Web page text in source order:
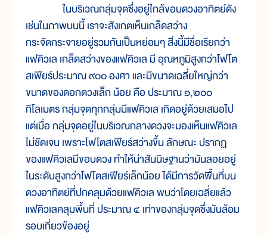
ในบริเวณกลุ่มจุดซึ่งอยู่ใกล้ขอบดวงอาทิตย์ดัง
เช่นในภาพบนนี้ เราจะสังเกตเห็นเกล็ดสว่าง
กระจัดกระจายอยู่รวมกันเป็นหย่อมๆ สิ่งนี้มีชื่อเรียกว่า
แฟคิวเล เกล็ดสว่างของแฟคิวเล มี อุณหภูมิสูงกว่าโฟโต
สเฟียร์ประมาณ ๙๐๐ องศา และมีขนาดเฉลี่ยใหญ่กว่า
ขนาดของดอกดวงเล็ก น้อย คือ ประมาณ ๑,๒๐๐
กิโลเมตร กลุ่มจุดทุกกลุ่มมีแฟคิวเล เกิดอยู่ด้วยเสมอไป
แต่เมื่อ กลุ่มจุดอยู่ในบริเวณกลางดวงจะมองเห็นแฟคิวเล
ไม่ชัดเจน เพราะโฟโตสเฟียร์สว่างขึ้น ลักษณะ ปรากฏ
ของแฟคิวเลมีขอบดวง ทำให้น่าสันนิษฐานว่ามันลอยอยู่
ในระดับสูงกว่าโฟโตสเฟียร์เล็กน้อย ได้มีการวัดพื้นที่บน
ดวงอาทิตย์ที่ปกคลุมด้วยแฟคิวเล พบว่าโดยเฉลี่ยแล้ว
แฟคิวเลคลุมพื้นที่ ประมาณ ๔ เท่าของกลุ่มจุดซึ่งมันล้อม
รอบเกี่ยวข้องอยู่